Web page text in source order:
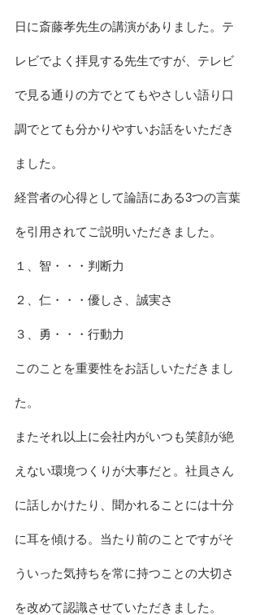
日に斎藤孝先生の講演がありました。テ
レビでよく拝見する先生ですが、テレビ
で見る通りの方でとてもやさしい語り口
調でとても分かりやすいお話をいただき
ました。
経営者の心得として論語にある3つの言葉
を引用されてご説明いただきました。
１、智・・・判断力
２、仁・・・優しさ、誠実さ
３、勇・・・行動力
このことを重要性をお話しいただきまし
た。
またそれ以上に会社内がいつも笑顔が絶
えない環境つくりが大事だと。社員さん
に話しかけたり、聞かれることには十分
に耳を傾ける。当たり前のことですがそ
ういった気持ちを常に持つことの大切さ
を改めて認識させていただきました。